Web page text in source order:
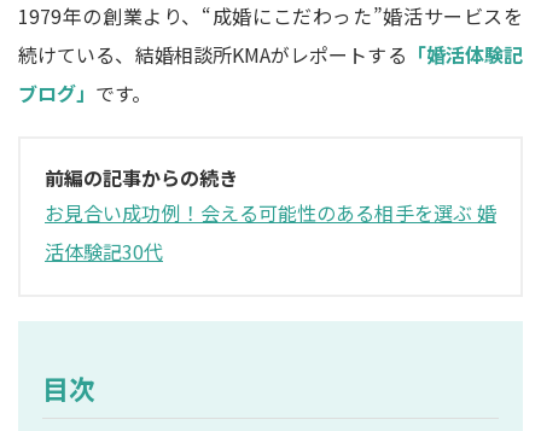
1979年の創業より、“成婚にこだわった”婚活サービスを
続けている、結婚相談所KMAがレポートする 「婚活体験記
ブログ」 です。
前編の記事からの続き
お見合い成功例！会える可能性のある相手を選ぶ 婚
活体験記30代
目次